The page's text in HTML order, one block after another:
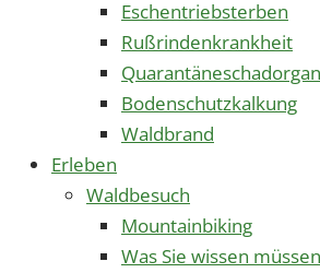
Eschentriebsterben
Rußrindenkrankheit
Bodenschutzkalkung
Waldbrand
Erleben
Waldbesuch
Mountainbiking
Was Sie wissen müssen